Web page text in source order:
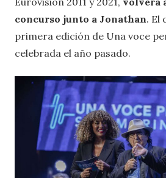
concurso junto a Jonathan. El
primera edición de Una voce
celebrada el año pasado.